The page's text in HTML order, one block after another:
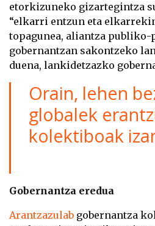
etorkizuneko gizartegintza
“elkarri entzun eta
topagunea, aliantza
gobernantzan sakontzeko
duena, lankidetzazko
Orain, lehen
globalek
kolektiboak
Gobernantza eredua
Arantzazulab gobernantza